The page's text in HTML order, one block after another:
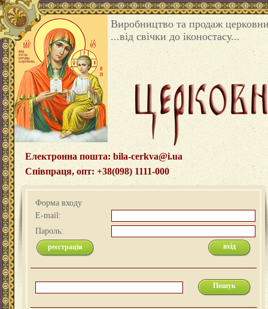
Виробництво та продаж
...від свічки до іконостасу...
Електронна пошта: bila-cerkva@i.ua
Співпраця, опт: +38(098) 1111-000
Форма входу
E-mail:
Пароль:
реєстрація